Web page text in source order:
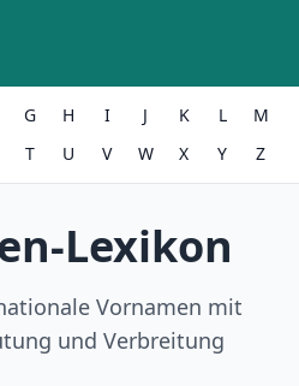
G H I J K L
M
T U V W X Y Z
Lexikon
Vornamen mit
und Verbreitung